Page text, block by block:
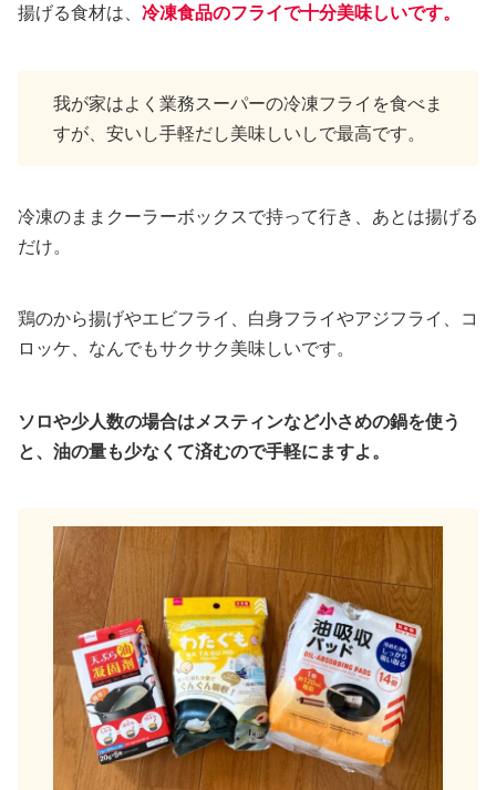
揚げる食材は、 冷凍食品のフライで十分美味しいです。
我が家はよく業務スーパーの冷凍フライを食べま
すが、安いし手軽だし美味しいしで最高です。
冷凍のままクーラーボックスで持って行き、あとは揚げる
だけ。
鶏のから揚げやエビフライ、白身フライやアジフライ、コ
ロッケ、なんでもサクサク美味しいです。
ソロや少人数の場合はメスティンなど小さめの鍋を使う
と、油の量も少なくて済むので手軽にますよ。